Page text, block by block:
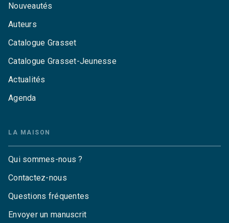
Nouveautés
Auteurs
Catalogue Grasset
Catalogue Grasset-Jeunesse
Actualités
Agenda
LA MAISON
Qui sommes-nous ?
Contactez-nous
Questions fréquentes
Envoyer un manuscrit